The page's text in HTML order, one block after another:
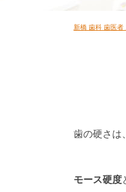
新橋 歯科 歯医者
歯の硬さは
モース硬度